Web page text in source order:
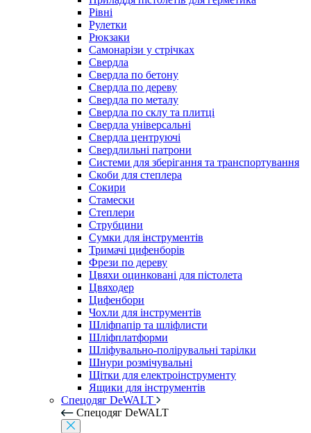
Рівні
Рулетки
Рюкзаки
Самонарізи у стрічках
Свердла
Свердла по бетону
Свердла по дереву
Свердла по металу
Свердла по склу та плитці
Свердла універсальні
Свердла центруючі
Свердлильні патрони
Системи для зберігання та транспортування
Скоби для степлера
Сокири
Стамески
Степлери
Струбцини
Сумки для інструментів
Тримачі цифенборів
Фрези по дереву
Цвяхи оцинковані для пістолета
Цвяходер
Цифенбори
Чохли для інструментів
Шліфпапір та шліфлисти
Шліфплатформи
Шліфувально-полірувальні тарілки
Шнури розмічувальні
Щітки для електроінструменту
Ящики для інструментів
Спецодяг DeWALT
Спецодяг DeWALT